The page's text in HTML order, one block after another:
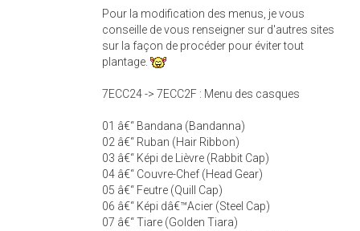
Pour la modification des menus, je vous
conseille de vous renseigner sur d'autres sites
sur la façon de procéder pour éviter tout
plantage.
7ECC24 -> 7ECC2F : Menu des casques
01 â€“ Bandana (Bandanna)
02 â€“ Ruban (Hair Ribbon)
03 â€“ Képi de Lièvre (Rabbit Cap)
04 â€“ Couvre-Chef (Head Gear)
05 â€“ Feutre (Quill Cap)
06 â€“ Képi dâ€™Acier (Steel Cap)
07 â€“ Tiare (Golden Tiara)